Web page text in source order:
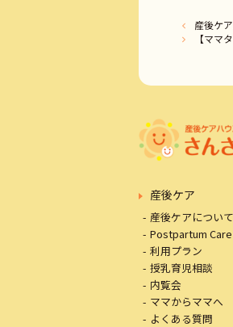
産後ケ
【ママ
産後ケア
産後ケアについて
Postpartum Care
利用プラン
授乳育児相談
内覧会
ママからママへ
よくある質問